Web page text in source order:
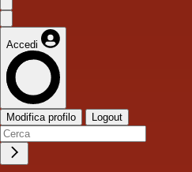
Accedi
Modifica profilo Logout